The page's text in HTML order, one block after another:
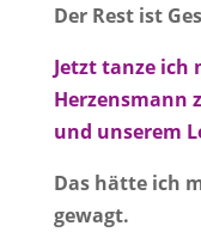
Der Rest ist
Jetzt tanze
Herzensmann
und unserem
Das hätte ich
gewagt.